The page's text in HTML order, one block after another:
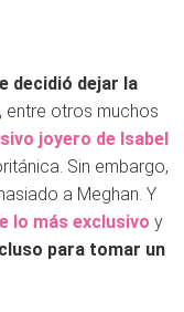
decidió dejar la
entre otros muchos
joyero de Isabel
Sin embargo,
a Meghan. Y
lo más exclusivo y
para tomar un